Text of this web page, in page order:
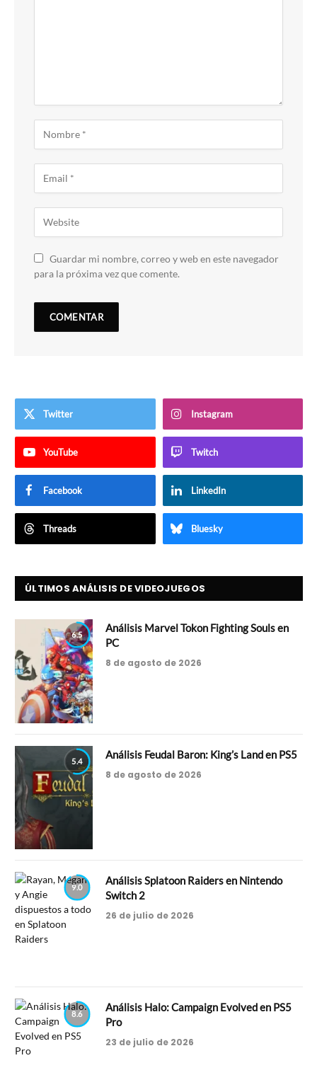
Guardar mi nombre, correo y web en este navegador
para la próxima vez que comente.
Twitter Instagram
YouTube Twitch
Facebook LinkedIn
Threads Bluesky
ÚLTIMOS ANÁLISIS DE VIDEOJUEGOS
6.5
Análisis Marvel Tokon Fighting Souls en
PC
8 de agosto de 2026
5.4
Análisis Feudal Baron: King’s Land en PS5
8 de agosto de 2026
9.0
Análisis Splatoon Raiders en Nintendo
Switch 2
26 de julio de 2026
8.6
Análisis Halo: Campaign Evolved en PS5
Pro
23 de julio de 2026